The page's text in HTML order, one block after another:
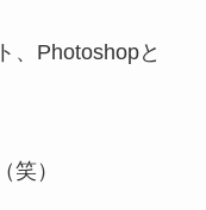
、Photoshopと
笑）